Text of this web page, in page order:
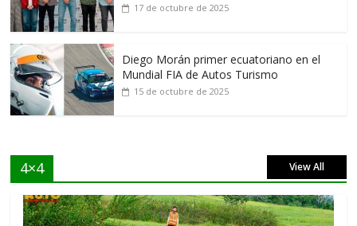
17 de octubre de 2025
Diego Morán primer ecuatoriano en el
Mundial FIA de Autos Turismo
15 de octubre de 2025
4×4 View All